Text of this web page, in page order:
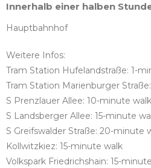
Innerhalb einer halben
Hauptbahnhof
Weitere Infos:
Tram Station Hufelandstraße: 1-
Tram Station Marienburger
S Prenzlauer Allee: 10-minute walk
S Landsberger Allee: 15-minute
S Greifswalder Straße: 20-minute
Kollwitzkiez: 15-minute walk
Volkspark Friedrichshain: 15-